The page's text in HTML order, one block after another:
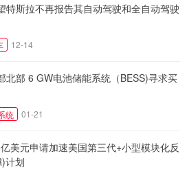
特斯拉不再报告其自动驾驶和全自动驾驶
12-14
北部 6 GW电池储能系统（BESS)寻求买
统 01-21
美元申请加速美国第三代+小型模块化反
计划